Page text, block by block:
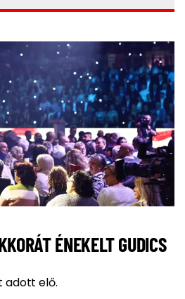
ÉNEKELT GUDICS
adott elő.